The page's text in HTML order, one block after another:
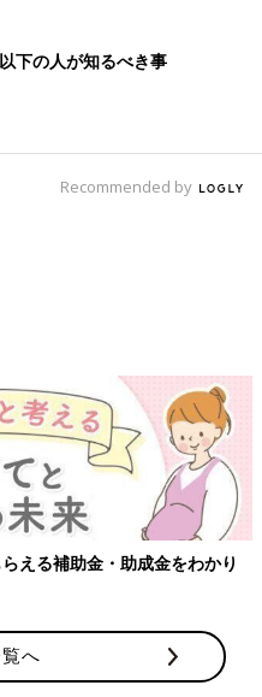
うですが、こちらは前開きタ
ンに。とってもお似合いです
ボンテーパードパン
下の人が知るべき事
Recommended by
える補助金・助成金をわかり
へ